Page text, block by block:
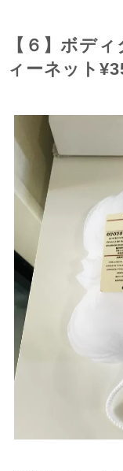
【６】ボデ
ィーネット